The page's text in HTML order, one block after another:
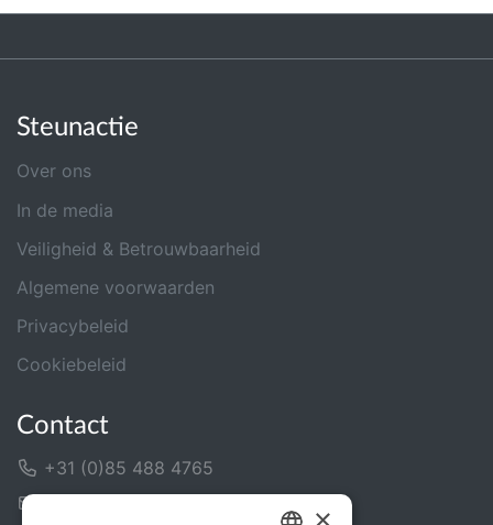
Steunactie
Over ons
In de media
Veiligheid & Betrouwbaarheid
Algemene voorwaarden
Privacybeleid
Cookiebeleid
Contact
+31 (0)85 488 4765